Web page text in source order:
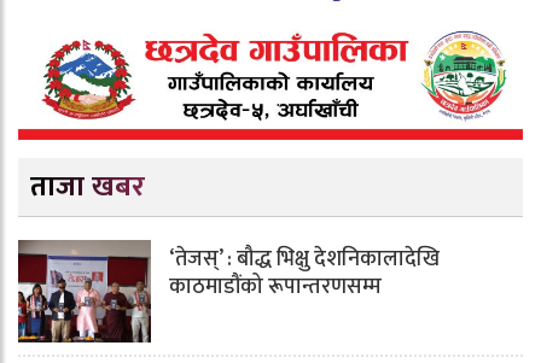
ताजा खबर
‘तेजस्’ : बौद्ध भिक्षु देशनिकालादेखि
काठमाडौंको रूपान्तरणसम्म